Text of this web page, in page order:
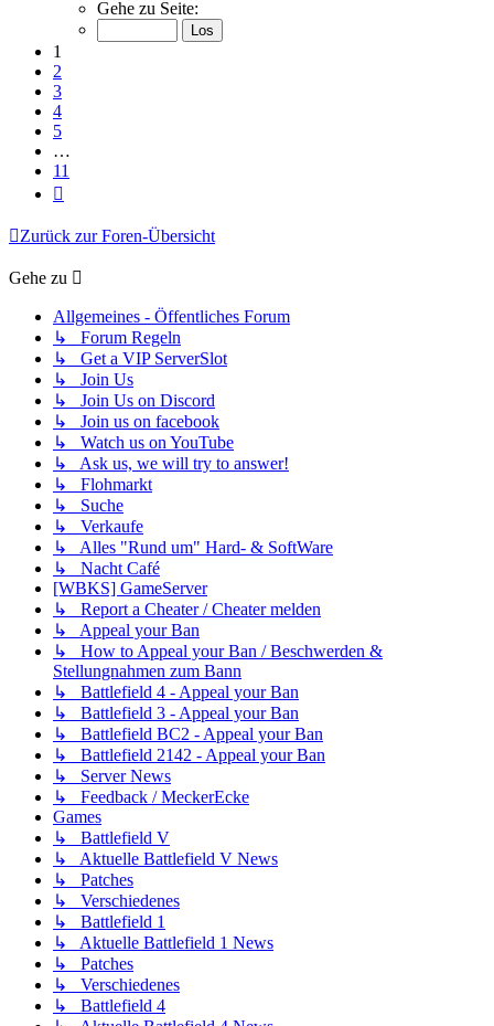
von
Gehe zu Seite:
1
2
3
4
5
…
11
Zurück zur Foren-Übersicht
Gehe zu
Allgemeines - Öffentliches Forum
↳ Forum Regeln
↳ Get a VIP ServerSlot
↳ Join Us
↳ Join Us on Discord
↳ Join us on facebook
↳ Watch us on YouTube
↳ Ask us, we will try to answer!
↳ Flohmarkt
↳ Suche
↳ Verkaufe
↳ Alles "Rund um" Hard- & SoftWare
↳ Nacht Café
[WBKS] GameServer
↳ Report a Cheater / Cheater melden
↳ Appeal your Ban
↳ How to Appeal your Ban / Beschwerden &
Stellungnahmen zum Bann
↳ Battlefield 4 - Appeal your Ban
↳ Battlefield 3 - Appeal your Ban
↳ Battlefield BC2 - Appeal your Ban
↳ Battlefield 2142 - Appeal your Ban
↳ Server News
↳ Feedback / MeckerEcke
Games
↳ Battlefield V
↳ Aktuelle Battlefield V News
↳ Patches
↳ Verschiedenes
↳ Battlefield 1
↳ Aktuelle Battlefield 1 News
↳ Patches
↳ Verschiedenes
↳ Battlefield 4